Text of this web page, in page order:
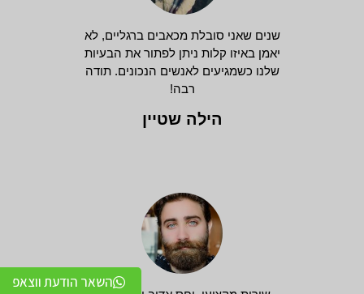
שנים שאני סובלת מכאבים ברגליים, לא
יאמן באיזו קלות ניתן לפתור את הבעיות
שלנו כשמגיעים לאנשים הנכונים. תודה
רבה!
הילה שטיין
השאר הודעת ווצאפ